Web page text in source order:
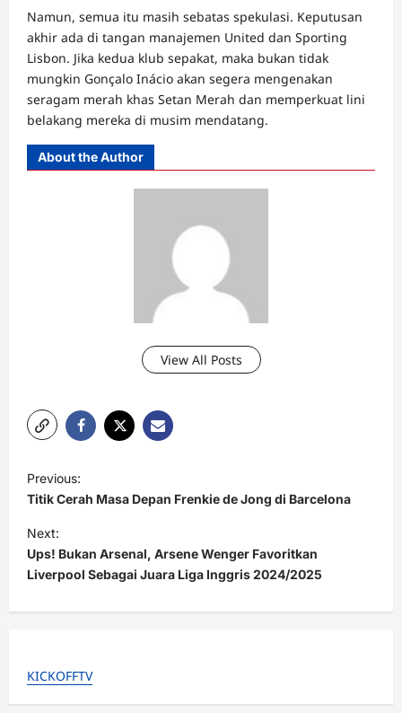
Namun, semua itu masih sebatas spekulasi. Keputusan
akhir ada di tangan manajemen United dan Sporting
Lisbon. Jika kedua klub sepakat, maka bukan tidak
mungkin Gonçalo Inácio akan segera mengenakan
seragam merah khas Setan Merah dan memperkuat lini
belakang mereka di musim mendatang.
About the Author
View All Posts
o
s
t
n
a
g
Previous:
Titik Cerah Masa Depan Frenkie de Jong di Barcelona
Next:
Ups! Bukan Arsenal, Arsene Wenger Favoritkan
Liverpool Sebagai Juara Liga Inggris 2024/2025
KICKOFFTV